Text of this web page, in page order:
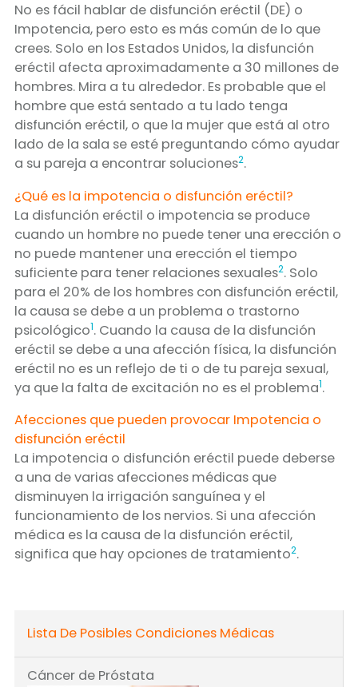
No es fácil hablar de disfunción eréctil (DE) o
Impotencia, pero esto es más común de lo que
crees. Solo en los Estados Unidos, la disfunción
eréctil afecta aproximadamente a 30 millones de
hombres. Mira a tu alrededor. Es probable que el
hombre que está sentado a tu lado tenga
disfunción eréctil, o que la mujer que está al otro
lado de la sala se esté preguntando cómo ayudar
a su pareja a encontrar soluciones2.
¿Qué es la impotencia o disfunción eréctil?
La disfunción eréctil o impotencia se produce
cuando un hombre no puede tener una erección o
no puede mantener una erección el tiempo
suficiente para tener relaciones sexuales2. Solo
para el 20% de los hombres con disfunción eréctil,
la causa se debe a un problema o trastorno
psicológico1. Cuando la causa de la disfunción
eréctil se debe a una afección física, la disfunción
eréctil no es un reflejo de ti o de tu pareja sexual,
ya que la falta de excitación no es el problema1.
Afecciones que pueden provocar Impotencia o
disfunción eréctil
La impotencia o disfunción eréctil puede deberse
a una de varias afecciones médicas que
disminuyen la irrigación sanguínea y el
funcionamiento de los nervios. Si una afección
médica es la causa de la disfunción eréctil,
significa que hay opciones de tratamiento2.
Lista De Posibles Condiciones Médicas
Cáncer de Próstata